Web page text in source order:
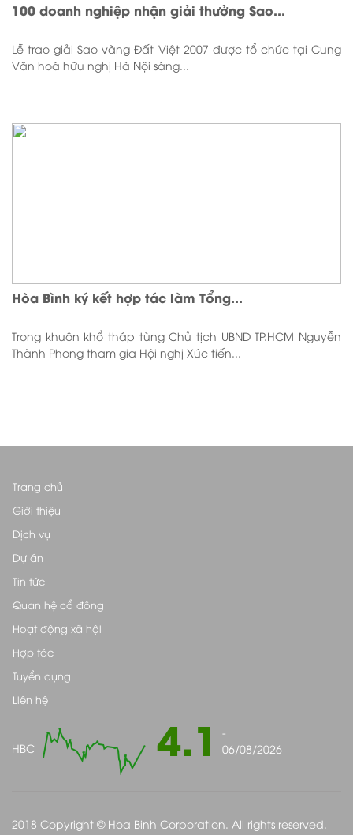
100 doanh nghiệp nhận giải thưởng Sao...
Lễ trao giải Sao vàng Đất Việt 2007 được tổ chức tại Cung
Văn hoá hữu nghị Hà Nội sáng...
Hòa Bình ký kết hợp tác làm Tổng...
Trong khuôn khổ tháp tùng Chủ tịch UBND TP.HCM Nguyễn
Thành Phong tham gia Hội nghị Xúc tiến...
Trang chủ
Giới thiệu
Dịch vụ
Dự án
Tin tức
Quan hệ cổ đông
Hoạt động xã hội
Hợp tác
Tuyển dụng
Liên hệ
HBC 4.1
-
06/08/2026
2018 Copyright © Hoa Binh Corporation. All rights reserved.